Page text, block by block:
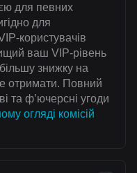
для певних
для
користувачів
ваш VIP-рівень
знижку на
отримати. Повний
та ф’ючерсні угоди
огляді комісій